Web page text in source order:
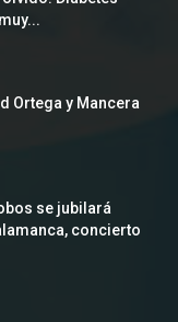
Ortega y Mancera
se jubilará
concierto